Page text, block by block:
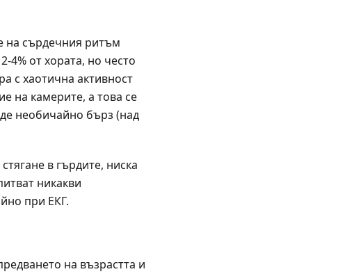
на сърдечния ритъм
от хората, но често
с хаотична активност
на камерите, а това се
необичайно бърз (над
в гърдите, ниска
никакви
при ЕКГ.
на възрастта и